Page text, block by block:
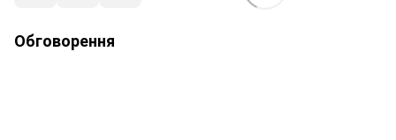
Обговорення